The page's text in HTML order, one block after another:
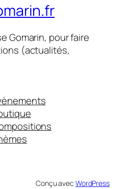
Gomarin, pour faire
(actualités,
Conçu avec WordPress